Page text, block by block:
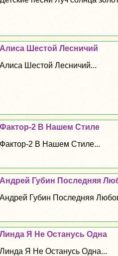
Алиса Шестой Лесничий
Алиса Шестой Лесничий...
Фактор-2 В Нашем Стиле
Фактор-2 В Нашем Стиле...
Андрей Губин Последняя
Андрей Губин Последняя
Линда Я Не Остaнycь Одна
Линда Я Не Остaнycь Одна...